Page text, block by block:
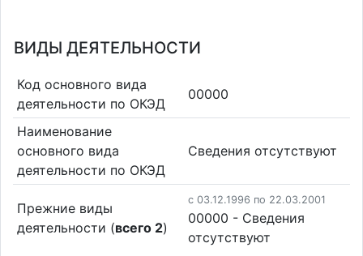
ВИДЫ ДЕЯТЕЛЬНОСТИ
Код основного вида
деятельности по ОКЭД
00000
Наименование
основного вида
деятельности по ОКЭД
Cведения отсутствуют
Прежние виды
деятельности (всего 2)
c 03.12.1996 по 22.03.2001
00000 - Cведения
отсутствуют